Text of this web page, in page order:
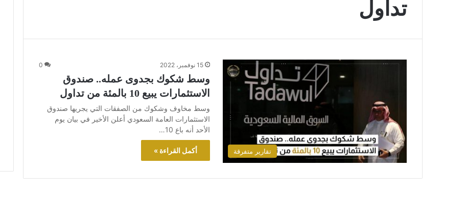
تداول
تقارير متفرقة
15 نوفمبر، 2022 0
وسط شكوك بجدوى عمله.. صندوق
الاستثمارات يبيع 10 بالمئة من تداول
وسط مخاوف وشكوك من الصفقات التي يجريها صندوق
الاستثمارات العامة السعودي أعلن الأخير في بيان يوم
الأحد أنه باع 10…
أكمل القراءة »